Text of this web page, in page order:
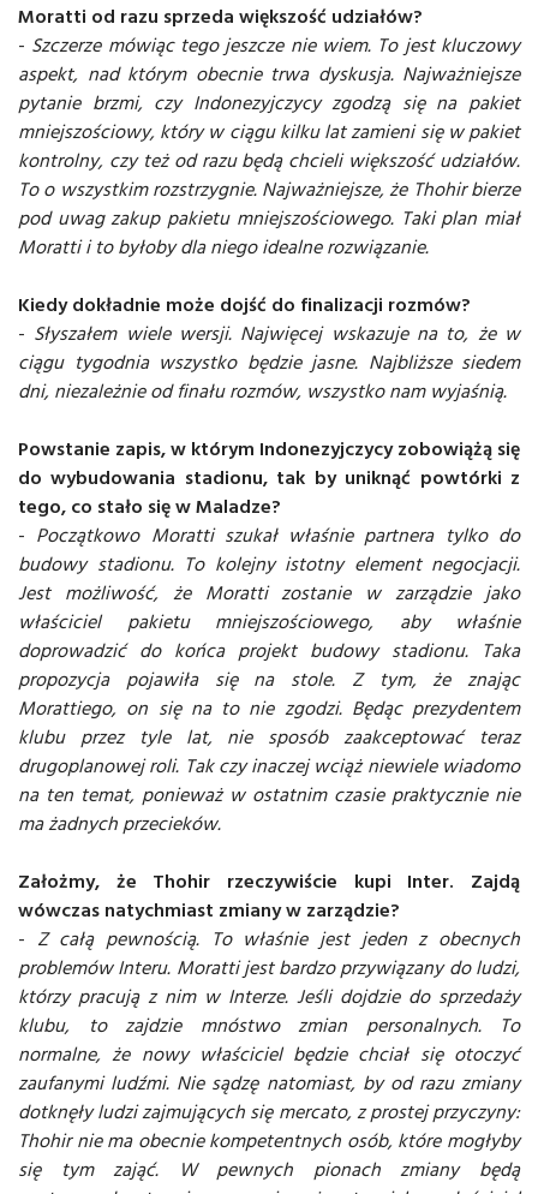
Moratti od razu sprzeda większość udziałów?
- Szczerze mówiąc tego jeszcze nie wiem. To jest kluczowy
aspekt, nad którym obecnie trwa dyskusja. Najważniejsze
pytanie brzmi, czy Indonezyjczycy zgodzą się na pakiet
mniejszościowy, który w ciągu kilku lat zamieni się w pakiet
kontrolny, czy też od razu będą chcieli większość udziałów.
To o wszystkim rozstrzygnie. Najważniejsze, że Thohir bierze
pod uwag zakup pakietu mniejszościowego. Taki plan miał
Moratti i to byłoby dla niego idealne rozwiązanie.
Kiedy dokładnie może dojść do finalizacji rozmów?
- Słyszałem wiele wersji. Najwięcej wskazuje na to, że w
ciągu tygodnia wszystko będzie jasne. Najbliższe siedem
dni, niezależnie od finału rozmów, wszystko nam wyjaśnią.
Powstanie zapis, w którym Indonezyjczycy zobowiążą się
do wybudowania stadionu, tak by uniknąć powtórki z
tego, co stało się w Maladze?
- Początkowo Moratti szukał właśnie partnera tylko do
budowy stadionu. To kolejny istotny element negocjacji.
Jest możliwość, że Moratti zostanie w zarządzie jako
właściciel pakietu mniejszościowego, aby właśnie
doprowadzić do końca projekt budowy stadionu. Taka
propozycja pojawiła się na stole. Z tym, że znając
Morattiego, on się na to nie zgodzi. Będąc prezydentem
klubu przez tyle lat, nie sposób zaakceptować teraz
drugoplanowej roli. Tak czy inaczej wciąż niewiele wiadomo
na ten temat, ponieważ w ostatnim czasie praktycznie nie
ma żadnych przecieków.
Założmy, że Thohir rzeczywiście kupi Inter. Zajdą
wówczas natychmiast zmiany w zarządzie?
- Z całą pewnością. To właśnie jest jeden z obecnych
problemów Interu. Moratti jest bardzo przywiązany do ludzi,
którzy pracują z nim w Interze. Jeśli dojdzie do sprzedaży
klubu, to zajdzie mnóstwo zmian personalnych. To
normalne, że nowy właściciel będzie chciał się otoczyć
zaufanymi ludźmi. Nie sądzę natomiast, by od razu zmiany
dotknęły ludzi zajmujących się mercato, z prostej przyczyny:
Thohir nie ma obecnie kompetentnych osób, które mogłyby
się tym zająć. W pewnych pionach zmiany będą